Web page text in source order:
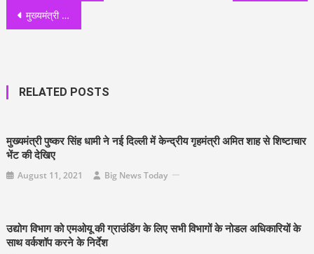
navigation
मुख्यमंत्री पुष्कर सिंह धामी ने शहीद ऊधम सिंह को किया नमन, वीर बाल दिवस पर आयोजित कार्यक्रम में हुए शामिल
RELATED POSTS
मुख्यमंत्री पुष्कर सिंह धामी ने नई दिल्ली में केन्द्रीय गृहमंत्री अमित शाह से शिष्टाचार
भेंट की देखिए
August 11, 2021 Big News Today
उद्योग विभाग को एमओयू की ग्राउंडिंग के लिए सभी विभागों के नोडल अधिकारियों के
साथ वर्कशॉप करने के निर्देश